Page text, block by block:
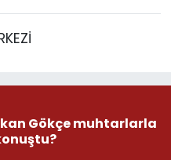
Gökçe muhtarlarla